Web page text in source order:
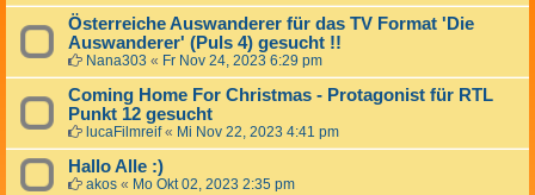
Österreiche Auswanderer für das TV Format 'Die
Auswanderer' (Puls 4) gesucht !!
Nana303 « Fr Nov 24, 2023 6:29 pm
Coming Home For Christmas - Protagonist für RTL
Punkt 12 gesucht
lucaFilmreif« Mi Nov 22, 2023 4:41 pm
Hallo Alle :)
akos « Mo Okt 02, 2023 2:35 pm